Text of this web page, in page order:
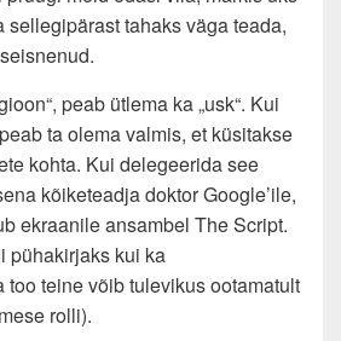
sellegipärast tahaks väga teada,
peab ütlema ka „usk“. Kui
ta olema valmis, et küsitakse
kohta. Kui delegeerida see
kõiketeadja doktor Google’ile,
ekraanile ansambel The Script.
pühakirjaks kui ka
too teine võib tulevikus ootamatult
rolli).